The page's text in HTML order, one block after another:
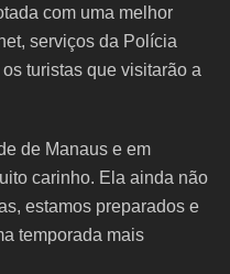
com uma melhor
serviços da Polícia
turistas que visitarão a
de Manaus e em
carinho. Ela ainda não
estamos preparados e
temporada mais